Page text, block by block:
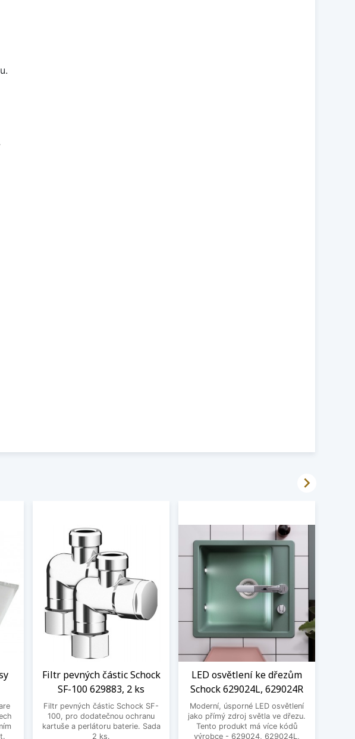
Filtr pevných částic Schock
SF-100 629883, 2 ks
Filtr pevných částic Schock SF-
100, pro dodatečnou ochranu
kartuše a perlátoru baterie. Sada
2 ks.
LED osvětlení ke dřezům
Schock 629024L, 629024R
Moderní, úsporné LED osvětlení
jako přímý zdroj světla ve dřezu.
Tento produkt má více kódů
výrobce - 629024, 629024L,
